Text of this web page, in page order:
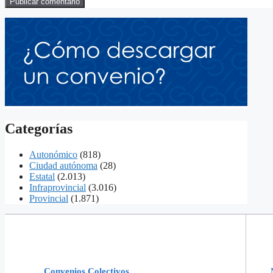
Categorías
Autonómico (818)
Ciudad autónoma (28)
Estatal (2.013)
Infraprovincial (3.016)
Provincial (1.871)